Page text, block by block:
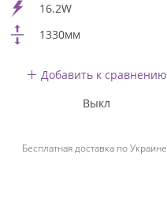
16.2W
1330мм
Добавить к сравнению
Выкл
Бесплатная доставка по Украине